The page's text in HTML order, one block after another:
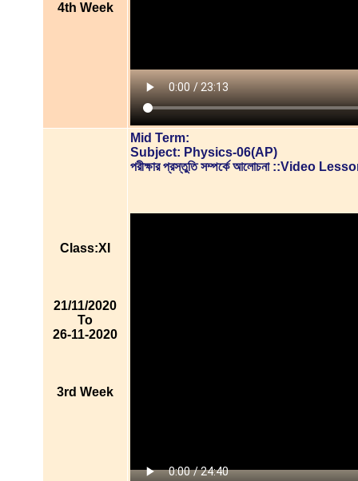
4th Week
Class:XI
21/11/2020
To
26-11-2020
3rd Week
Mid Term:
Subject: Physics-06(AP)
পরীক্ষার প্রস্তুতি সম্পর্কে আলোচনা ::Video